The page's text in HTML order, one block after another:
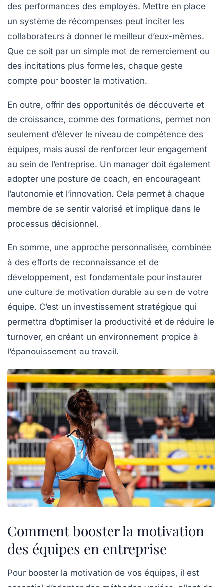
des performances des employés. Mettre en place
un système de récompenses peut inciter les
collaborateurs à donner le meilleur d’eux-mêmes.
Que ce soit par un simple mot de remerciement ou
des incitations plus formelles, chaque geste
compte pour booster la motivation.
En outre, offrir des opportunités de découverte et
de croissance, comme des formations, permet non
seulement d’élever le niveau de compétence des
équipes, mais aussi de renforcer leur engagement
au sein de l’entreprise. Un manager doit également
adopter une posture de coach, en encourageant
l’autonomie et l’innovation. Cela permet à chaque
membre de se sentir valorisé et impliqué dans le
processus décisionnel.
En somme, une approche personnalisée, combinée
à des efforts de reconnaissance et de
développement, est fondamentale pour instaurer
une culture de motivation durable au sein de votre
équipe. C’est un investissement stratégique qui
permettra d’optimiser la productivité et de réduire le
turnover, en créant un environnement propice à
l’épanouissement au travail.
Comment booster la motivation
des équipes en entreprise
Pour booster la motivation de vos équipes, il est